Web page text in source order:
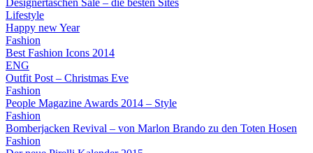
Designertaschen Sale – die besten Sites
Lifestyle
Happy new Year
Fashion
Best Fashion Icons 2014
ENG
Outfit Post – Christmas Eve
Fashion
People Magazine Awards 2014 – Style
Fashion
Bomberjacken Revival – von Marlon Brando zu den Toten Hosen
Fashion